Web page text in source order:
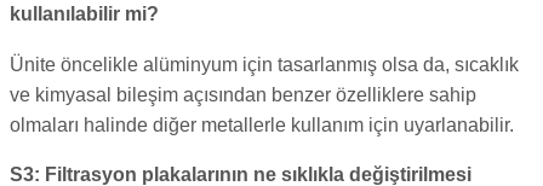
kullanılabilir mi?
Ünite öncelikle alüminyum için tasarlanmış olsa da, sıcaklık
ve kimyasal bileşim açısından benzer özelliklere sahip
olmaları halinde diğer metallerle kullanım için uyarlanabilir.
S3: Filtrasyon plakalarının ne sıklıkla değiştirilmesi